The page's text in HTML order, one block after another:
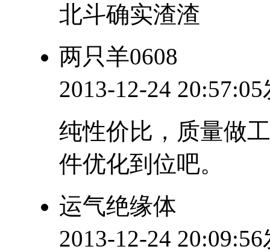
北斗确实渣渣
两只羊0608
2013-12-24
纯性价比，质量做
件优化到位吧。
运气绝缘体
2013-12-24